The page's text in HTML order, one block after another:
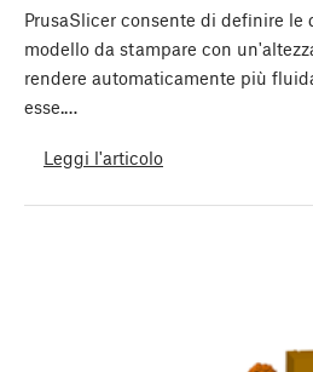
PrusaSlicer consente di definire le
modello da stampare con
rendere automaticamente più
esse.…
Leggi l'articolo